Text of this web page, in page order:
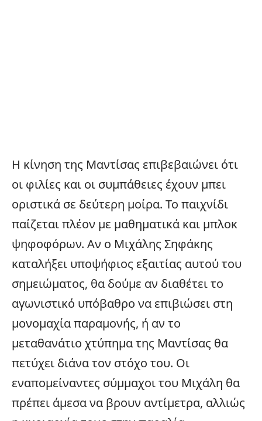
Η κίνηση της Μαντίσας επιβεβαιώνει ότι
οι φιλίες και οι συμπάθειες έχουν μπει
οριστικά σε δεύτερη μοίρα. Το παιχνίδι
παίζεται πλέον με μαθηματικά και μπλοκ
ψηφοφόρων. Αν ο Μιχάλης Σηφάκης
καταλήξει υποψήφιος εξαιτίας αυτού του
σημειώματος, θα δούμε αν διαθέτει το
αγωνιστικό υπόβαθρο να επιβιώσει στη
μονομαχία παραμονής, ή αν το
μεταθανάτιο χτύπημα της Μαντίσας θα
πετύχει διάνα τον στόχο του. Οι
εναπομείναντες σύμμαχοι του Μιχάλη θα
πρέπει άμεσα να βρουν αντίμετρα, αλλιώς